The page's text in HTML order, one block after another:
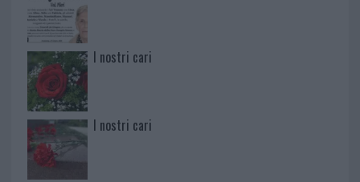
I nostri cari
I nostri cari